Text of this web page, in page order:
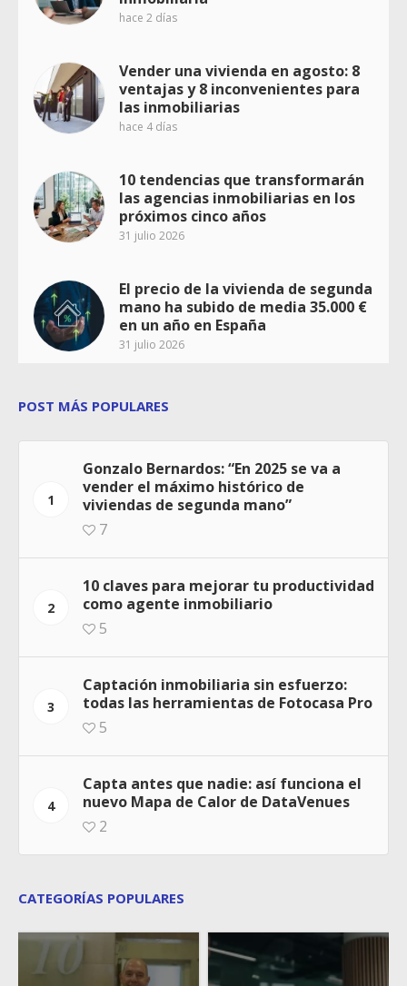
hace 2 días
Vender una vivienda en agosto: 8
ventajas y 8 inconvenientes para
las inmobiliarias
hace 4 días
10 tendencias que transformarán
las agencias inmobiliarias en los
próximos cinco años
31 julio 2026
El precio de la vivienda de segunda
mano ha subido de media 35.000 €
en un año en España
31 julio 2026
POST MÁS POPULARES
1
Gonzalo Bernardos: “En 2025 se va a
vender el máximo histórico de
viviendas de segunda mano”
7
2
10 claves para mejorar tu productividad
como agente inmobiliario
5
3
Captación inmobiliaria sin esfuerzo:
todas las herramientas de Fotocasa Pro
5
4
Capta antes que nadie: así funciona el
nuevo Mapa de Calor de DataVenues
2
CATEGORÍAS POPULARES